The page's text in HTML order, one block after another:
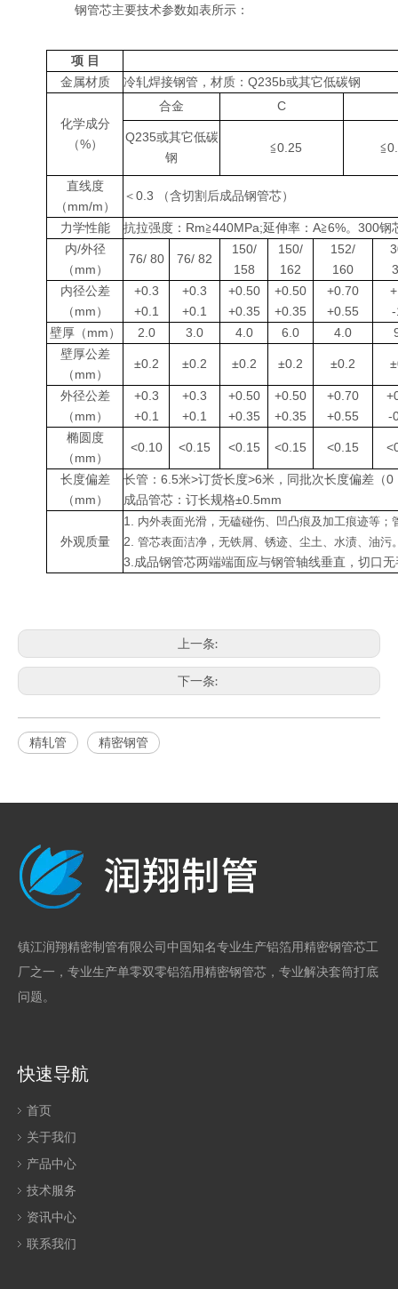
钢管芯主要技术参数如表所示：
项 目
金属材质
冷轧焊接钢管，材质：Q235b或其它低碳钢
化学成分
（%）
合金 C
Q235或其它低碳
钢
≦0.25
直线度
（mm/m）
＜0.3 （含切割后成品钢管芯）
力学性能
抗拉强度：Rm≧440MPa;延伸率：A≧6%。300钢
内/外径
（mm）
76/ 80 76/ 82
150/
158
150/
162
152/
160
内径公差
（mm）
+0.3
+0.1
+0.3
+0.1
+0.50
+0.35
+0.50
+0.35
+0.70
+0.55
壁厚（mm）
2.0 3.0 4.0 6.0 4.0
壁厚公差
（mm）
±0.2 ±0.2 ±0.2 ±0.2 ±0.2
外径公差
（mm）
+0.3
+0.1
+0.3
+0.1
+0.50
+0.35
+0.50
+0.35
+0.70
+0.55
-
椭圆度
（mm）
<0.10 <0.15 <0.15 <0.15 <0.15
长度偏差
（mm）
长管：6.5米>订货长度>6米，同批次长度偏差（0
成品管芯：订长规格±0.5mm
外观质量
1. 内外表面光滑，无磕碰伤、凹凸痕及加工痕迹等
2. 管芯表面洁净，无铁屑、锈迹、尘土、水渍、油污
3.成品钢管芯两端端面应与钢管轴线垂直，切口
上一条:
下一条:
精轧管 精密钢管
镇江润翔精密制管有限公司中国知名专业生产铝箔用精密钢管芯工
厂之一，专业生产单零双零铝箔用精密钢管芯，专业解决套筒打底
问题。
快速导航
首页
关于我们
产品中心
技术服务
资讯中心
联系我们